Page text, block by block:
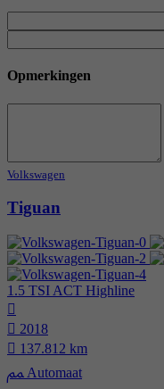
Opmerkingen
Volkswagen
Tiguan
1.5 TSI ACT Highline
2018
137.812 km
Automaat